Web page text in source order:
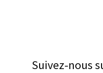
Suivez-nous